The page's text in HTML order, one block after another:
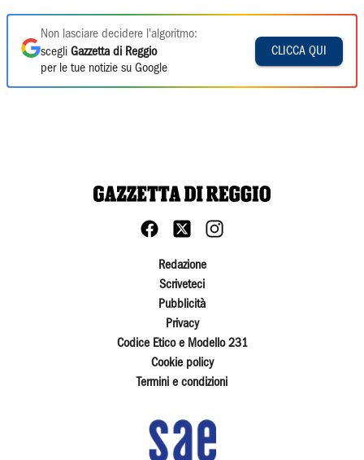
Non lasciare decidere l'algoritmo:
scegli Gazzetta di Reggio
per le tue notizie su Google
CLICCA QUI
Redazione
Scriveteci
Pubblicità
Privacy
Codice Etico e Modello 231
Cookie policy
Termini e condizioni